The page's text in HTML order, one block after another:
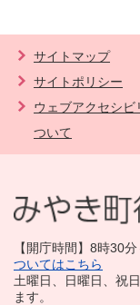
サイトマップ
サイトポリシー
ウェブアクセシビ
ついて
【開庁時間】8時30
ついてはこちら
土曜日、日曜日、祝
ます。